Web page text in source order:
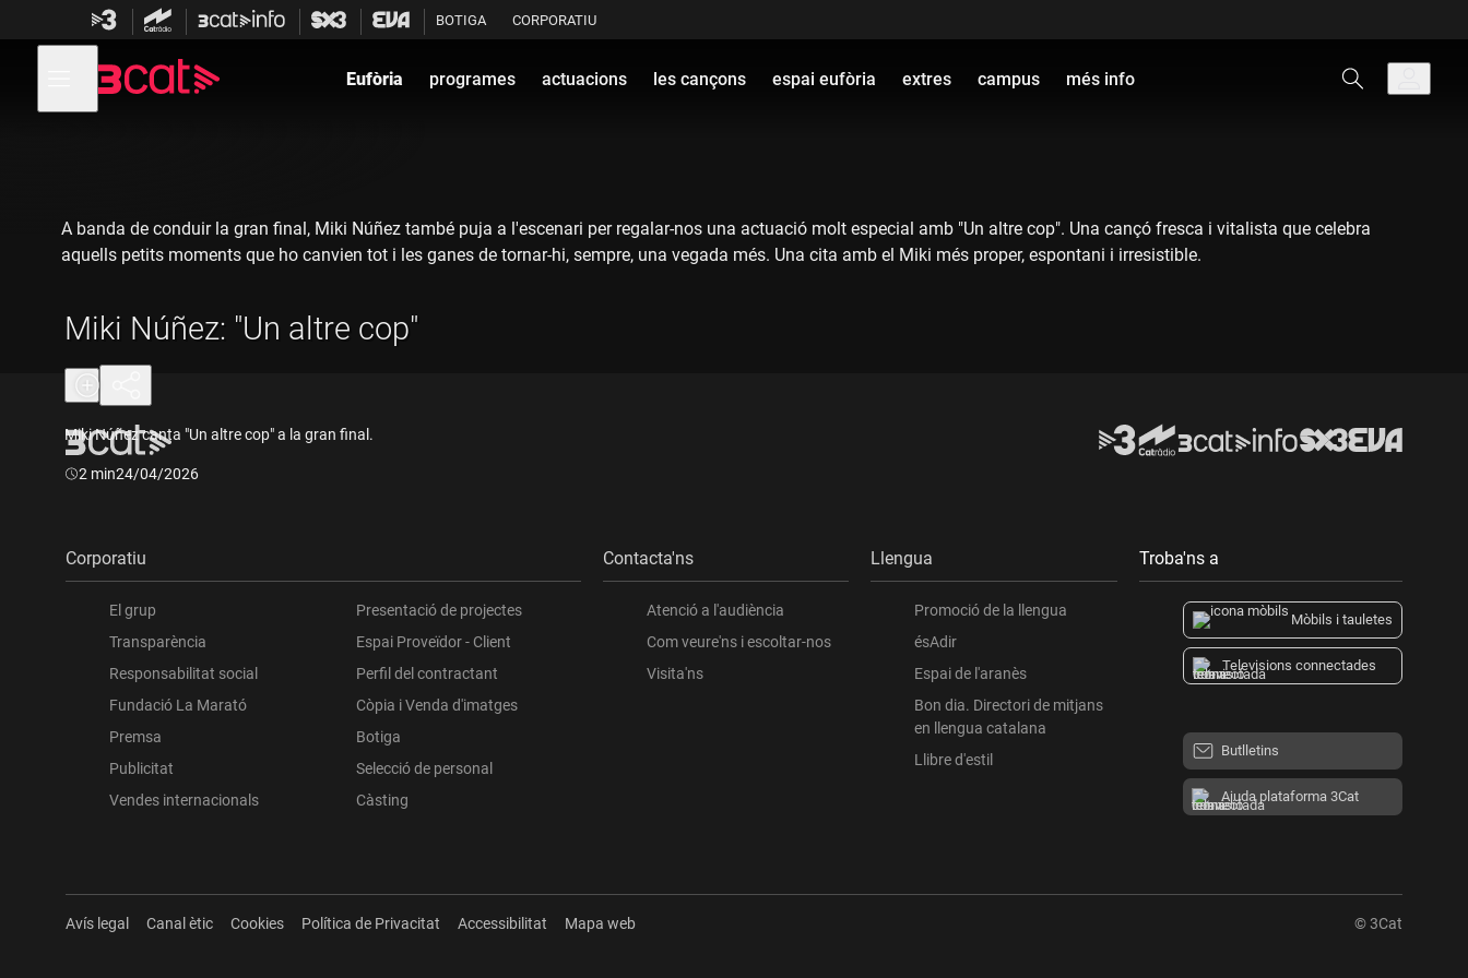
contingut
BOTIGA CORPORATIU
menú
de
Eufòria programes actuacions les cançons espai eufòria extres campus més info
Miki Núñez: "Un altre cop"
Miki Núñez canta "Un altre cop" a la gran final.
Durada:
2 min24/04/2026
A banda de conduir la gran final, Miki Núñez també puja a l'escenari per regalar-nos una actuació molt especial amb "Un altre cop". Una cançó fresca i vitalista que celebra
aquells petits moments que ho canvien tot i les ganes de tornar-hi, sempre, una vegada més. Una cita amb el Miki més proper, espontani i irresistible.
Corporatiu
El grup
Transparència
Responsabilitat social
Fundació La Marató
Premsa
Publicitat
Vendes internacionals
Presentació de projectes
Espai Proveïdor - Client
Perfil del contractant
Còpia i Venda d'imatges
Botiga
Selecció de personal
Càsting
Contacta'ns
Atenció a l'audiència
Com veure'ns i escoltar-nos
Visita'ns
Llengua
Promoció de la llengua
ésAdir
Espai de l'aranès
Bon dia. Directori de mitjans
en llengua catalana
Llibre d'estil
Troba'ns a
Mòbils i tauletes
Televisions connectades
Butlletins
Ajuda plataforma 3Cat
Avís legal Canal ètic Cookies Política de Privacitat Accessibilitat Mapa web © 3Cat